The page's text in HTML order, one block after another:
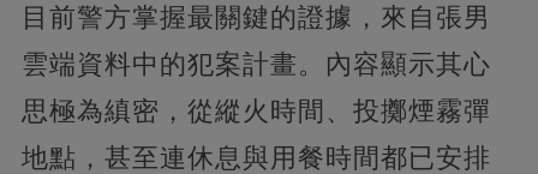
目前警方掌握最關鍵的證據，來自張男
雲端資料中的犯案計畫。內容顯示其心
思極為縝密，從縱火時間、投擲煙霧彈
地點，甚至連休息與用餐時間都已安排